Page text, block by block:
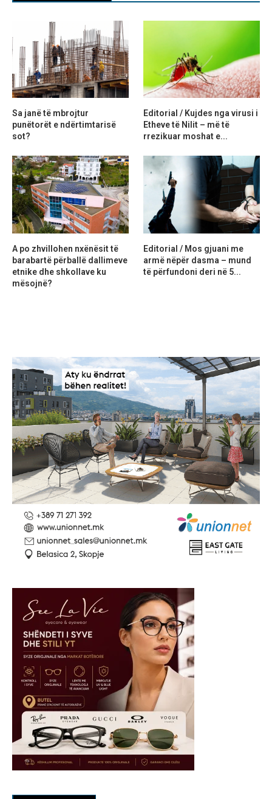
Sa janë të mbrojtur
punëtorët e ndërtimtarisë
sot?
Editorial / Kujdes nga virusi i
Etheve të Nilit – më të
rrezikuar moshat e...
A po zhvillohen nxënësit të
barabartë përballë dallimeve
etnike dhe shkollave ku
mësojnë?
Editorial / Mos gjuani me
armë nëpër dasma – mund
të përfundoni deri në 5...